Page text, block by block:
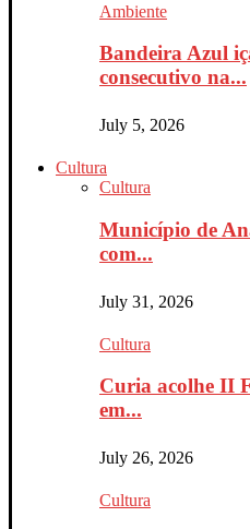
Ambiente
Bandeira Azul
consecutivo na...
July 5, 2026
Cultura
Cultura
Município de
com...
July 31, 2026
Cultura
Curia acolhe II
em...
July 26, 2026
Cultura